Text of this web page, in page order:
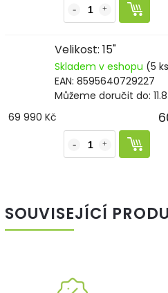
Velikost: 15"
Skladem v eshopu (5
EAN: 8595640729227
Můžeme doručit do:
69 990 Kč
SOUVISEJÍCÍ